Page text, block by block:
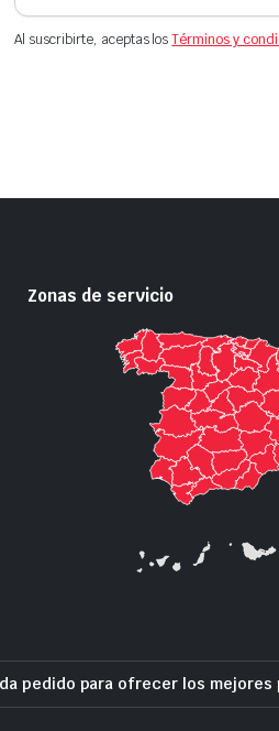
Al suscribirte, aceptas losTérminos y
Zonas de servicio
pedido para ofrecer los mejores